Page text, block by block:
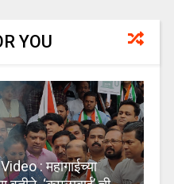
YOU
: महागाईच्या